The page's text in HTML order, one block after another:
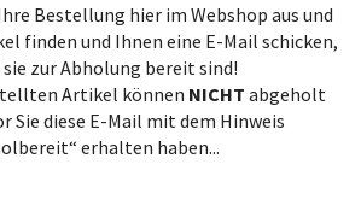
Bestellung hier im Webshop aus und
finden und Ihnen eine E-Mail schicken,
zur Abholung bereit sind!
Artikel können NICHT abgeholt
Sie diese E-Mail mit dem Hinweis
erhalten haben...